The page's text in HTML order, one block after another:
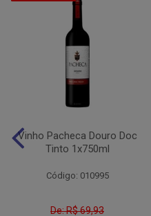
Vinho Pacheca Douro Doc
Tinto 1x750ml
Código: 010995
De: R$ 69,93